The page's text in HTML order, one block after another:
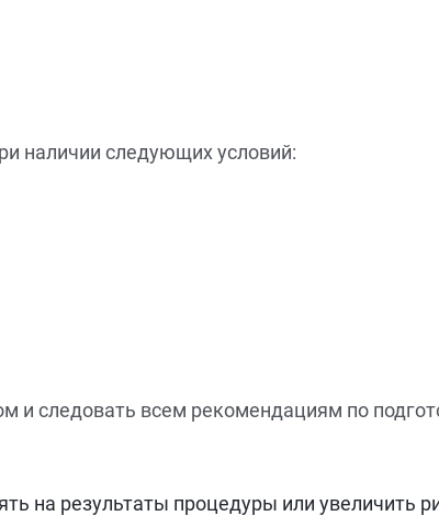
наличии следующих условий:
и следовать всем рекомендациям по
на результаты процедуры или увеличить